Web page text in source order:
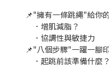
📌"擁有一條跳繩"給你
．增肌減脂？
．協調性與敏捷力
📌"八個步驟"一躍一腳
．起跳前該準備什麼？